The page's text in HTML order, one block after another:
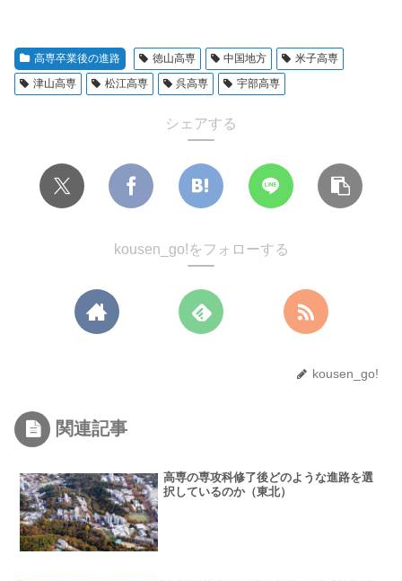
高専卒業後の進路 徳山高専 中国地方
米子高専
津山高専
松江高専 呉高専 宇部高専
シェアする
kousen_go!をフォローする
kousen_go!
関連記事
高専の専攻科修了後どのような進路を選
択しているのか（東北）